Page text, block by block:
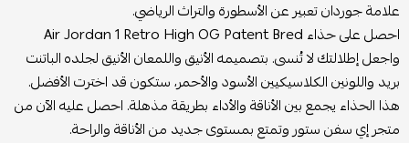
علامة جوردانتعبير عن الأسطورة والتراث الرياضي.
احصل على حذاء Air Jordan 1 Retro High OG Patent Bred
واجعل إطلالتك لا تُنسى. بتصميمه الأنيق واللمعان الأنيق لجلده الباتنت
بريد واللونين الكلاسيكيين الأسود والأحمر، ستكون قد اخترت الأفضل.
هذا الحذاء يجمع بين الأناقة والأداء بطريقة مذهلة. احصل عليه الآن من
متجر إي سفن ستور وتمتع بمستوى جديد من الأناقة والراحة.